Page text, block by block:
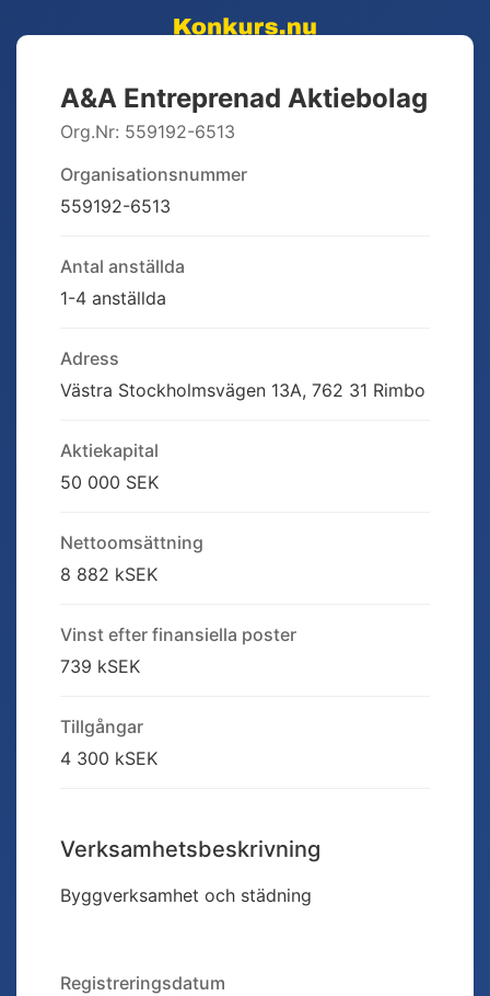
A&A Entreprenad Aktiebolag
Org.Nr: 559192-6513
Organisationsnummer
559192-6513
Antal anställda
1-4 anställda
Adress
Västra Stockholmsvägen 13A, 762 31 Rimbo
Aktiekapital
50 000 SEK
Nettoomsättning
8 882 kSEK
Vinst efter finansiella poster
739 kSEK
Tillgångar
4 300 kSEK
Verksamhetsbeskrivning
Byggverksamhet och städning
Registreringsdatum